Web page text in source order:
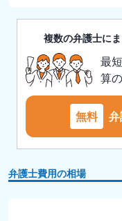
複数の弁護士に
最
算
無料
弁護士費用の相場